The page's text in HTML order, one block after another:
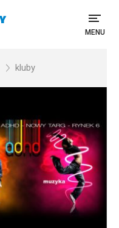
MENU
kluby